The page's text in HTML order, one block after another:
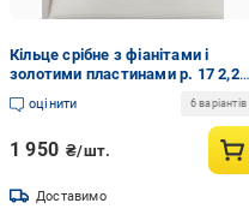
Кільце срібне з фіанітами і
золотими пластинами р. 17 2,25
г (3037920177)
оцінити 6 варіантів
1 950 ₴/шт.
Доставимо